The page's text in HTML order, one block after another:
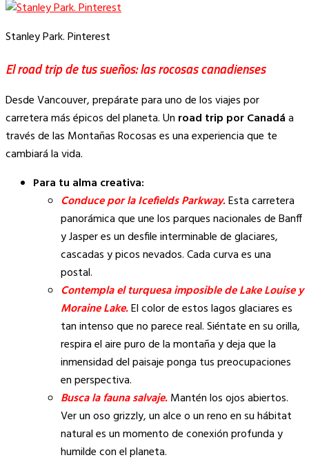
Stanley Park. Pinterest
El road trip de tus sueños: las rocosas canadienses
Desde Vancouver, prepárate para uno de los viajes por
carretera más épicos del planeta. Un road trip por Canadáa
través de las Montañas Rocosas es una experiencia que te
cambiará la vida.
Para tu alma creativa:
Conduce por la Icefields Parkway.Esta carretera
panorámica que une los parques nacionales de Banff
y Jasper es un desfile interminable de glaciares,
cascadas y picos nevados. Cada curva es una
postal.
Contempla el turquesa imposible de Lake Louise y
Moraine Lake.El color de estos lagos glaciares es
tan intenso que no parece real. Siéntate en su orilla,
respira el aire puro de la montaña y deja que la
inmensidad del paisaje ponga tus preocupaciones
en perspectiva.
Busca la fauna salvaje.Mantén los ojos abiertos.
Ver un oso grizzly, un alce o un reno en su hábitat
natural es un momento de conexión profunda y
humilde con el planeta.